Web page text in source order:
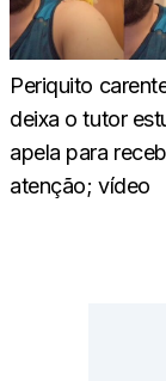
Periquito
deixa o tutor
apela para
atenção; vídeo